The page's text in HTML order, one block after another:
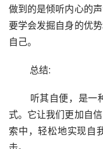
做到的是倾听内心的
要学会发掘自身的优
自己。
总结:
式。它让我们更加自
索中，轻松地实现自